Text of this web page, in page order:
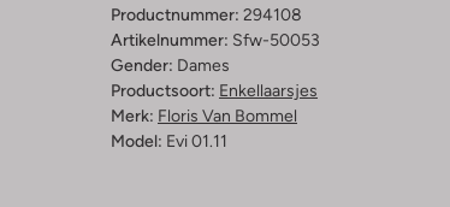
Productnummer: 294108
Artikelnummer: Sfw-50053
Gender: Dames
Productsoort: Enkellaarsjes
Merk: Floris Van Bommel
Model: Evi 01.11